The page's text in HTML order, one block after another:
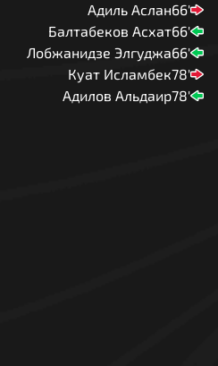
66'
Адиль Аслан
66'
Балтабеков Асхат
66'
Лобжанидзе Элгуджа
78'
Куат Исламбек
78'
Адилов Альдаир